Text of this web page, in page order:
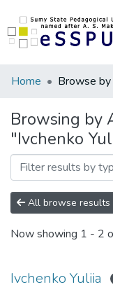
Communities
Collections
All of DSpace
Home Browse
Browsing by
"Ivchenko
All browse results
Now showing 1 - 2
Ivchenko Yuliia